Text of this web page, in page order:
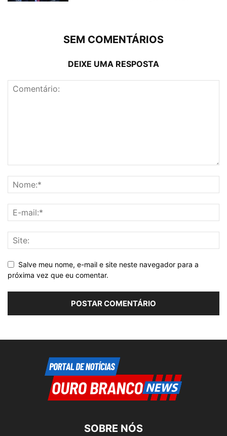
SEM COMENTÁRIOS
DEIXE UMA RESPOSTA
Salve meu nome, e-mail e site neste navegador para a
próxima vez que eu comentar.
SOBRE NÓS